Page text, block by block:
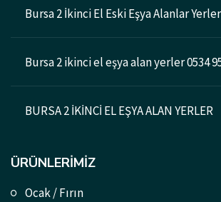
Bursa 2 İkinci El Eski Eşya Alanlar Yerler
Bursa 2 ikinci el eşya alan yerler 0534
BURSA 2 İKİNCİ EL EŞYA ALAN YERLER
ÜRÜNLERIMIZ
Ocak / Fırın